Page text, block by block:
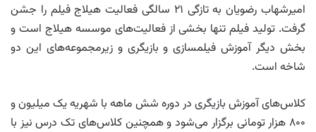
امیرشهاب رضویان به تازگی ۲۱ سالگی فعالیت هیلاج فیلم را جشن
گرفت. تولید فیلم تنها بخشی از فعالیت‌های موسسه هیلاج است و
بخش دیگر آموزش فیلمسازی و بازیگری و زیرمجموعه‌های این دو
شاخه است.
کلاس‌های آموزش بازیگری در دوره شش ماهه با شهریه یک میلیون و
۸۰۰ هزار تومانی برگزار می‌شود و همچنین کلاس‌های تک‌ درس نیز با